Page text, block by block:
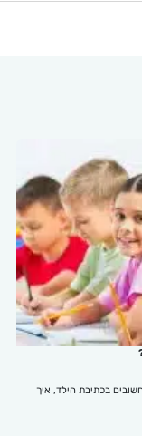
בכתיבת הילד, איך